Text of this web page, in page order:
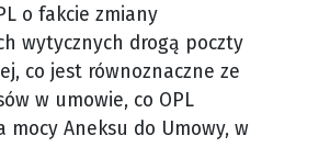
o fakcie zmiany
wytycznych drogą poczty
co jest równoznaczne ze
w umowie, co OPL
mocy Aneksu do Umowy, w